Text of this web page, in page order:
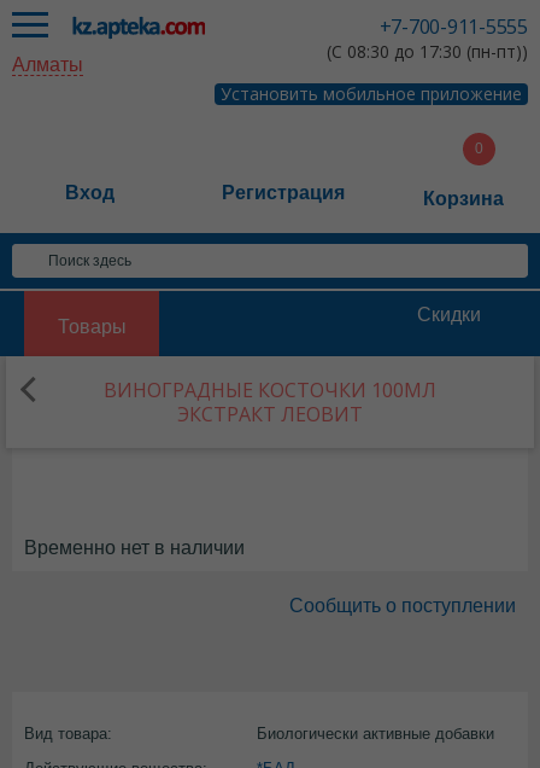
+7-700-911-5555
(С 08:30 до 17:30 (пн-пт))
Установить мобильное приложение
Алматы
Вход Регистрация Корзина
Товары
Скидки
ВИНОГРАДНЫЕ КОСТОЧКИ 100МЛ
ЭКСТРАКТ ЛЕОВИТ
Временно нет в наличии
Сообщить о поступлении
Вид товара:
Биологически активные добавки